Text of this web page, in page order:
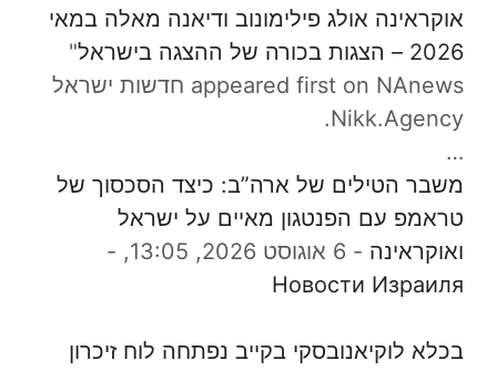
אוקראינה אולג פילימונוב ודיאנה מאלה במאי
2026 – הצגות בכורה של ההצגה בישראל
"
appeared first on NAnews חדשות ישראל
Nikk.Agency.
…
משבר הטילים של ארה”ב: כיצד הסכסוך של
טראמפ עם הפנטגון מאיים על ישראל
ואוקראינה - 6 אוגוסט 2026, 13:05,
-
Новости Израиля
בכלא לוקיאנובסקי בקייב נפתחה לוח זיכרון